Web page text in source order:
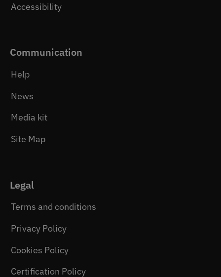
Accessibility
Communication
Help
News
Media kit
Site Map
Legal
Terms and conditions
Privacy Policy
Cookies Policy
Certification Policy